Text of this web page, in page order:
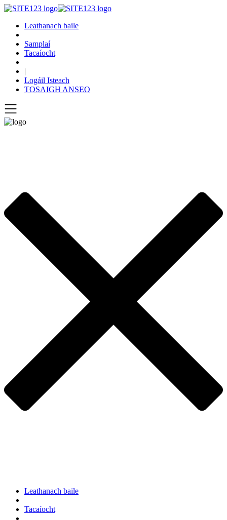
Leathanach baile
Samplaí
Tacaíocht
|
Logáil Isteach
TOSAIGH ANSEO
Leathanach baile
Tacaíocht